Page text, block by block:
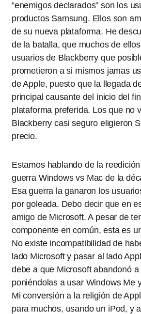
“enemigos declarados” son los
productos Samsung. Ellos son
de su nueva plataforma. He
de la batalla, que muchos de
usuarios de Blackberry que
prometieron a si mismos jamas
de Apple, puesto que la llegada
principal causante del inicio del
plataforma preferida. Los que no
Blackberry casi seguro eligieron
precio.
Estamos hablando de la
guerra Windows vs Mac de la
Esa guerra la ganaron los
por goleada. Debo decir que en
amigo de Microsoft. A pesar de
componente en común, esta es
No existe incompatibilidad de
lado Microsoft y pasar al lado
debe a que Microsoft abandonó a
poniéndolas a usar Windows Me
Mi conversión a la religión de
para muchos, usando un iPod, y